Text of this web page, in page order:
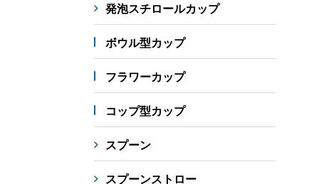
発泡スチロールカップ
ボウル型カップ
フラワーカップ
コップ型カップ
スプーン
スプーンストロー